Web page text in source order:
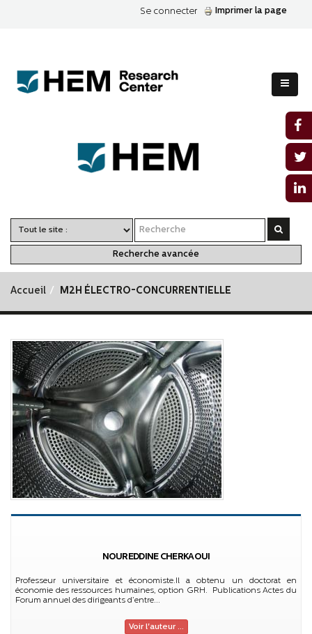
Se connecter Imprimer la page
Recherche avancée
Accueil M2H ÉLECTRO-CONCURRENTIELLE
NOUREDDINE CHERKAOUI
Professeur universitaire et économiste.Il a obtenu un doctorat en
économie des ressources humaines, option GRH. Publications Actes du
Forum annuel des dirigeants d’entre...
Voir l'auteur ...